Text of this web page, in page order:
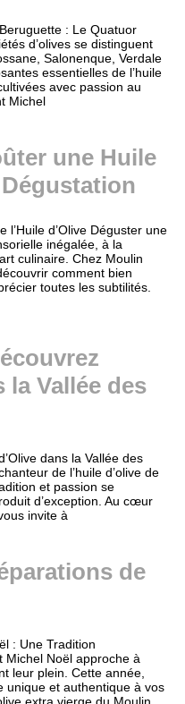
: Le Quatuor
d’olives se distinguent
Salonenque, Verdale
essentielles de l’huile
avec passion au
Michel
une Huile
l’Huile d’Olive Déguster une
inégalée, à la
culinaire. Chez Moulin
comment bien
toutes les subtilités.
la Vallée des
dans la Vallée des
de l’huile d’olive de
et passion se
d’exception. Au cœur
invite à
de
: Une Tradition
Michel Noël approche à
leur plein. Cette année,
unique et authentique à vos